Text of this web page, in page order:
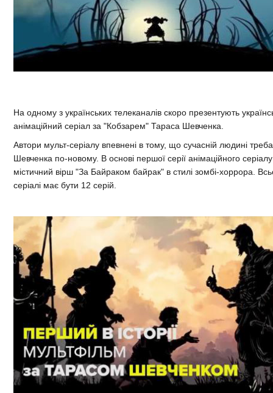
На одному з українських телеканалів скоро презентують
анімаційний серіал за "Кобзарем" Тараса Шевченка.
Автори мульт-серіалу впевнені в тому, що сучасній людині
Шевченка по-новому. В основі першої серії анімаційного
містичний вірш "За Байраком байрак" в стилі зомбі-хоррора.
серіалі має бути 12 серій.